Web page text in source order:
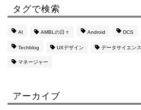
タグで検索
AI AMBLの日々 Android DCS
Techblog UXデザイン データサイエンス
マネージャー
アーカイブ